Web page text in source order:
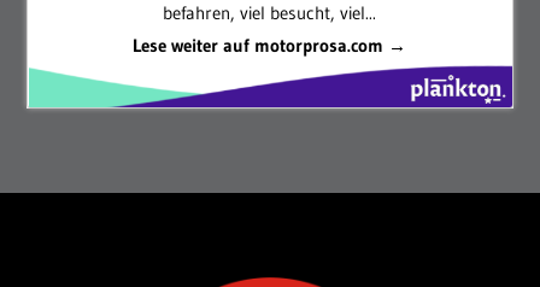
befahren, viel besucht, viel...
Lese weiter auf motorprosa.com →